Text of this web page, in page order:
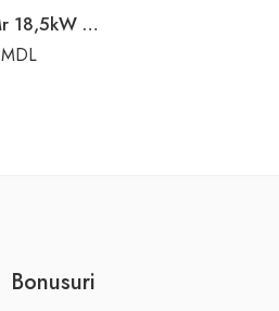
Soft starter PowMr 18,5kW 37A Elmos
MDL
Bonusuri